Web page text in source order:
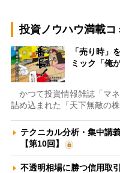
投資ノウハウ満載コ
「売り時」
ミック「俺
かつて投資情報雑誌「マ
詰め込まれた「天下無敵の
テクニカル分析・集中講
【第10回】
不透明相場に勝つ信用取